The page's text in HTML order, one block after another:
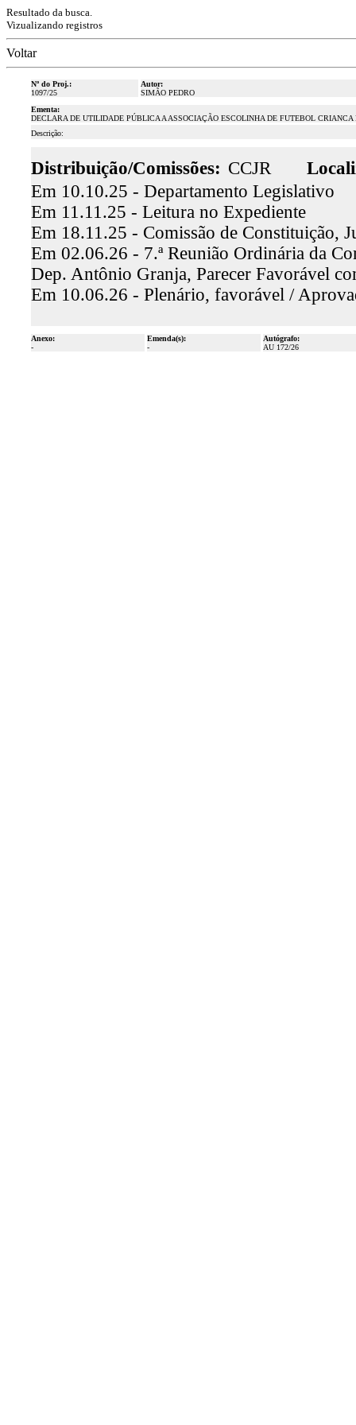
Resultado da busca.
Vizualizando registros
Voltar
Nº do Proj.:
1097/25
Autor:
SIMÃO PEDRO
Ementa:
DECLARA DE UTILIDADE PÚBLICA A ASSOCIAÇÃO ESCOLINHA DE FUTEBOL
Descrição:
Distribuição/Comissões: CCJR
Em 10.10.25 - Departamento Legislativo
Em 11.11.25 - Leitura no Expediente
Em 18.11.25 - Comissão de Constituição,
Em 02.06.26 - 7.ª Reunião Ordinária da
Dep. Antônio Granja, Parecer Favorável
Em 10.06.26 - Plenário, favorável /
Anexo:
-
Emenda(s):
-
Autógrafo:
AU 172/26